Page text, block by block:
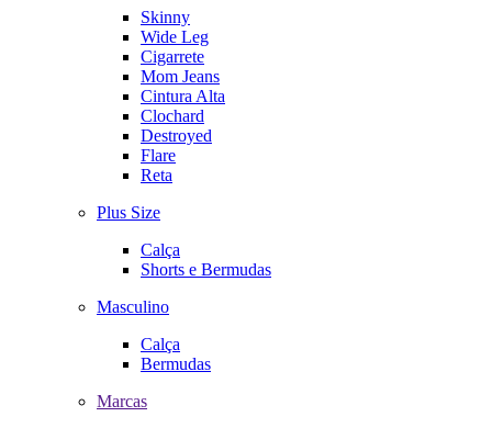
Skinny
Wide Leg
Cigarrete
Mom Jeans
Cintura Alta
Clochard
Destroyed
Flare
Reta
Plus Size
Calça
Shorts e Bermudas
Masculino
Calça
Bermudas
Marcas